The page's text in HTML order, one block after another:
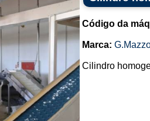
Código da
Marca:
Cilindro